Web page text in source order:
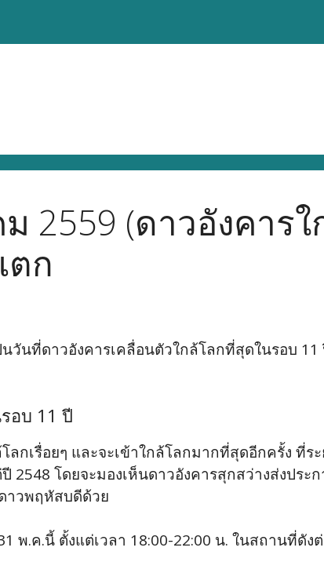
2559 (ดาวอังคาร
ตก
นที่ดาวอังคารเคลื่อนตัวใกล้โลกที่สุดในรอบ 11
อบ 11 ปี
กเรื่อยๆ และจะเข้าใกล้โลกมากที่สุดอีกครั้ง ที่ร
2548 โดยจะมองเห็นดาวอังคารสุกสว่างส่งปร
าวพฤหัสบดีด้วย
พ.ค.นี้ ตั้งแต่เวลา 18:00-22:00 น. ในสถานที่ดัง